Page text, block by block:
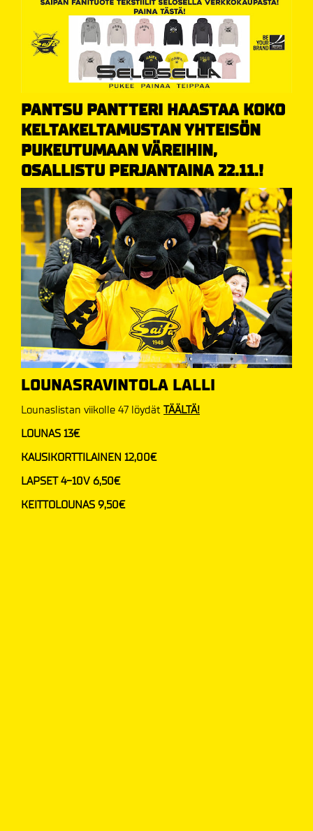
PANTSU PANTTERI HAASTAA KOKO
KELTAKELTAMUSTAN YHTEISÖN
PUKEUTUMAAN VÄREIHIN,
OSALLISTU PERJANTAINA 22.11.!
LOUNASRAVINTOLA LALLI
Lounaslistan viikolle 47 löydät TÄÄLTÄ!
LOUNAS 13€
KAUSIKORTTILAINEN 12,00€
LAPSET 4-10V 6,50€
KEITTOLOUNAS 9,50€